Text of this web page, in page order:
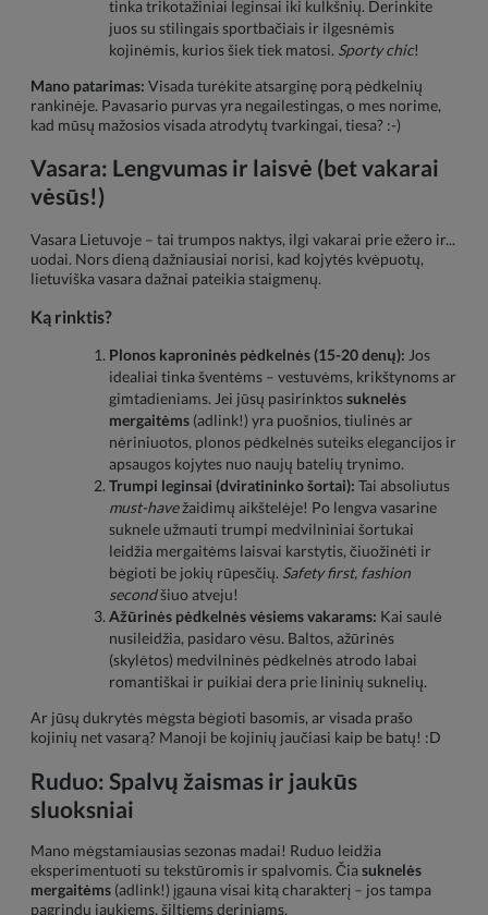
tinka trikotažiniai leginsai iki kulkšnių. Derinkite
juos su stilingais sportbačiais ir ilgesnėmis
kojinėmis, kurios šiek tiek matosi. Sporty chic!
Mano patarimas: Visada turėkite atsarginę porą pėdkelnių
rankinėje. Pavasario purvas yra negailestingas, o mes norime,
kad mūsų mažosios visada atrodytų tvarkingai, tiesa? :-)
Vasara: Lengvumas ir laisvė (bet vakarai
vėsūs!)
Vasara Lietuvoje – tai trumpos naktys, ilgi vakarai prie ežero ir...
uodai. Nors dieną dažniausiai norisi, kad kojytės kvėpuotų,
lietuviška vasara dažnai pateikia staigmenų.
Ką rinktis?
Plonos kaproninės pėdkelnės (15-20 denų): Jos
idealiai tinka šventėms – vestuvėms, krikštynoms ar
gimtadieniams. Jei jūsų pasirinktossuknelės
mergaitėms (adlink!) yra puošnios, tiulinės ar
nėriniuotos, plonos pėdkelnės suteiks elegancijos ir
apsaugos kojytes nuo naujų batelių trynimo.
Trumpi leginsai (dviratininko šortai): Tai absoliutus
must-havežaidimų aikštelėje! Po lengva vasarine
suknele užmauti trumpi medvilniniai šortukai
leidžia mergaitėms laisvai karstytis, čiuožinėti ir
bėgioti be jokių rūpesčių. Safety first, fashion
secondšiuo atveju!
Ažūrinės pėdkelnės vėsiems vakarams: Kai saulė
nusileidžia, pasidaro vėsu. Baltos, ažūrinės
(skylėtos) medvilninės pėdkelnės atrodo labai
romantiškai ir puikiai dera prie lininių suknelių.
Ar jūsų dukrytės mėgsta bėgioti basomis, ar visada prašo
kojinių net vasarą? Manoji be kojinių jaučiasi kaip be batų! :D
Ruduo: Spalvų žaismas ir jaukūs
sluoksniai
Mano mėgstamiausias sezonas madai! Ruduo leidžia
eksperimentuoti su tekstūromis ir spalvomis. Čiasuknelės
mergaitėms (adlink!) įgauna visai kitą charakterį – jos tampa
pagrindu jaukiems, šiltiems deriniams.